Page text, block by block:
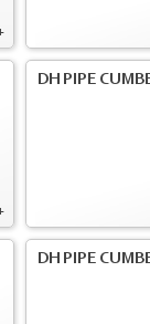
DH PIPE
DH PIPE